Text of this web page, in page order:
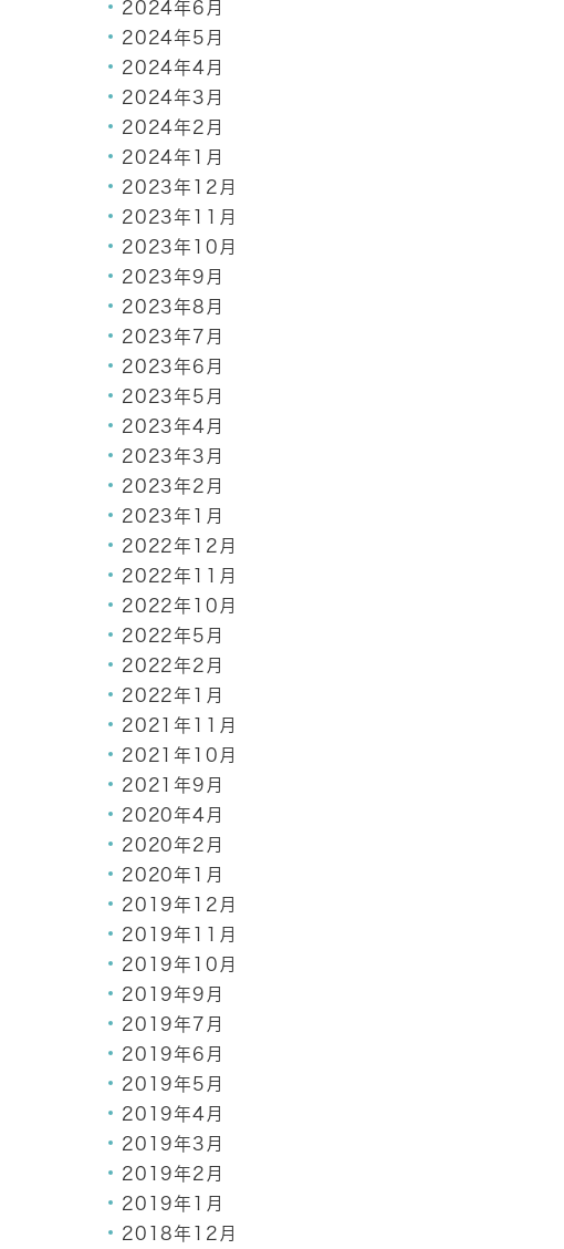
2024年6月
2024年5月
2024年4月
2024年3月
2024年2月
2024年1月
2023年12月
2023年11月
2023年10月
2023年9月
2023年8月
2023年7月
2023年6月
2023年5月
2023年4月
2023年3月
2023年2月
2023年1月
2022年12月
2022年11月
2022年10月
2022年5月
2022年2月
2022年1月
2021年11月
2021年10月
2021年9月
2020年4月
2020年2月
2020年1月
2019年12月
2019年11月
2019年10月
2019年9月
2019年7月
2019年6月
2019年5月
2019年4月
2019年3月
2019年2月
2019年1月
2018年12月